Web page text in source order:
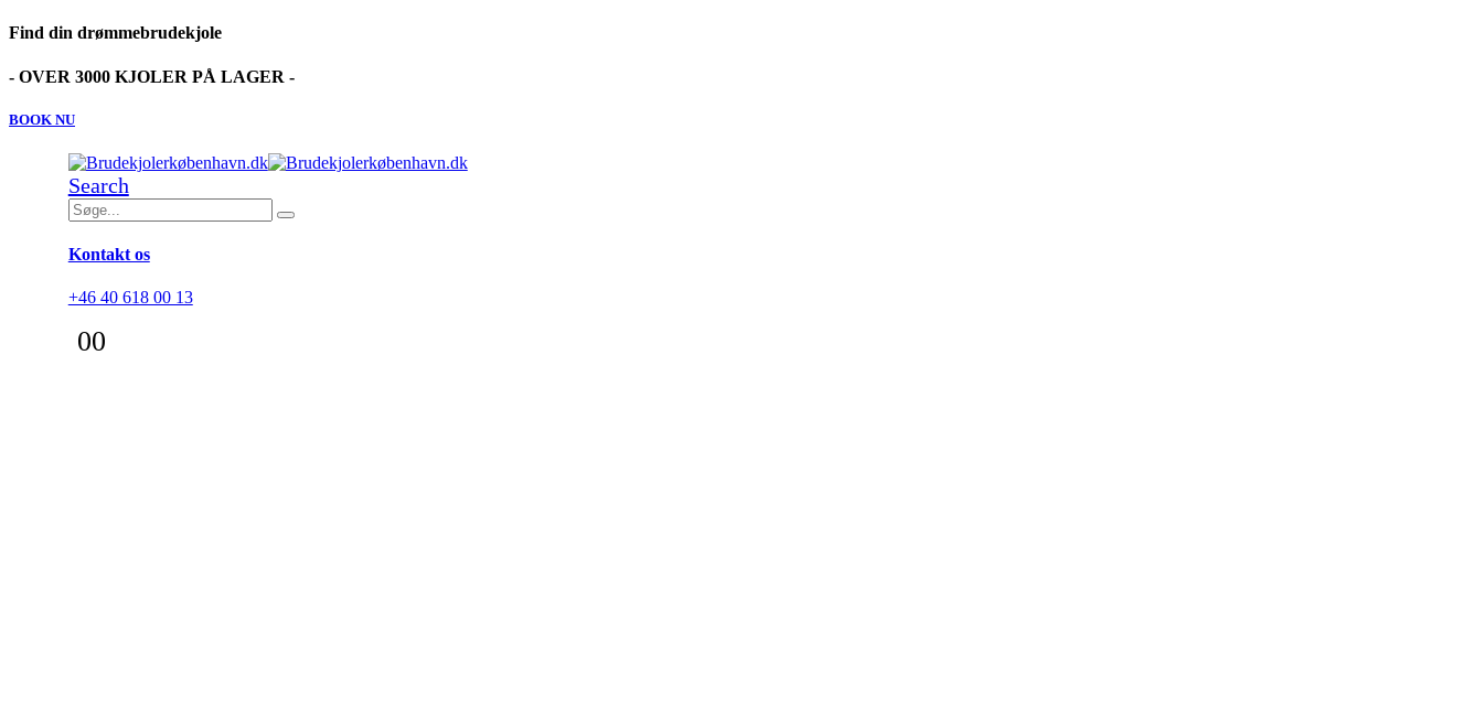
Find din drømmebrudekjole
- OVER 3000 KJOLER PÅ LAGER -
BOOK NU
Search
Kontakt os
+46 40 618 00 13
00